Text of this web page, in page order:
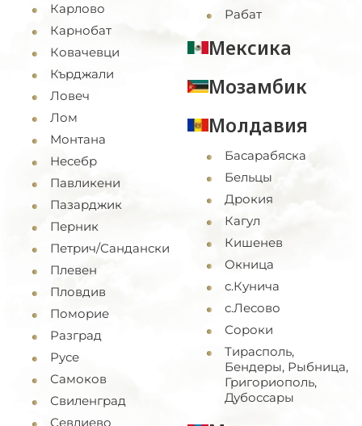
Карлово
Карнобат
Ковачевци
Кърджали
Ловеч
Лом
Монтана
Несебр
Павликени
Пазарджик
Перник
Петрич/Сандански
Плевен
Пловдив
Поморие
Разград
Русе
Самоков
Свиленград
Севлиево
Рабат
Мексика
Мозамбик
Молдавия
Басарабяска
Бельцы
Дрокия
Кагул
Кишенев
Окница
с.Кунича
с.Лесово
Сороки
Тирасполь,
Бендеры, Рыбница,
Григориополь,
Дубоссары